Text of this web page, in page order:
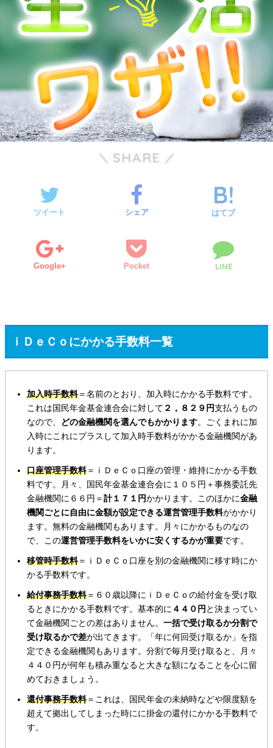
SHARE
ツイート シェア はてブ
Google+ Pocket LINE
ｉＤｅＣｏにかかる手数料一覧
加入時手数料＝名前のとおり、加入時にかかる手数料です。
これは国民年金基金連合会に対して ２，８２９円支払うもの
なので、
どの金融機関を選んでもかかります。ごくまれに加
入時にこれにプラスして加入時手数料がかかる金融機関があ
ります。
口座管理手数料＝ｉＤｅＣｏ口座の管理・維持にかかる手数
料です。月々、国民年金基金連合会に１０５円＋事務委託先
金融機関に６６円＝計１７１円かかります。このほかに金融
機関ごとに自由に金額が設定できる運営管理手数料がかかり
ます。無料の金融機関もあります。月々にかかるものなの
で、この運営管理手数料をいかに安くするかが重要です。
移管時手数料＝ｉＤｅＣｏ口座を別の金融機関に移す時にか
かる手数料です。
給付事務手数料＝６０歳以降にｉＤｅＣｏの給付金を受け取
るときにかかる手数料です。基本的に ４４０円 と決まってい
て金融機関ごとの差はありません。一括で受け取るか分割で
受け取るかで差が出てきます。「年に何回受け取るか」を指
定できる金融機関もあります。分割で毎月受け取ると、月々
４４０円が何年も積み重なると大きな額になることを心に留
めておきましょう。
還付事務手数料＝これは、国民年金の未納時などや限度額を
超えて拠出してしまった時にに掛金の還付にかかる手数料で
す。